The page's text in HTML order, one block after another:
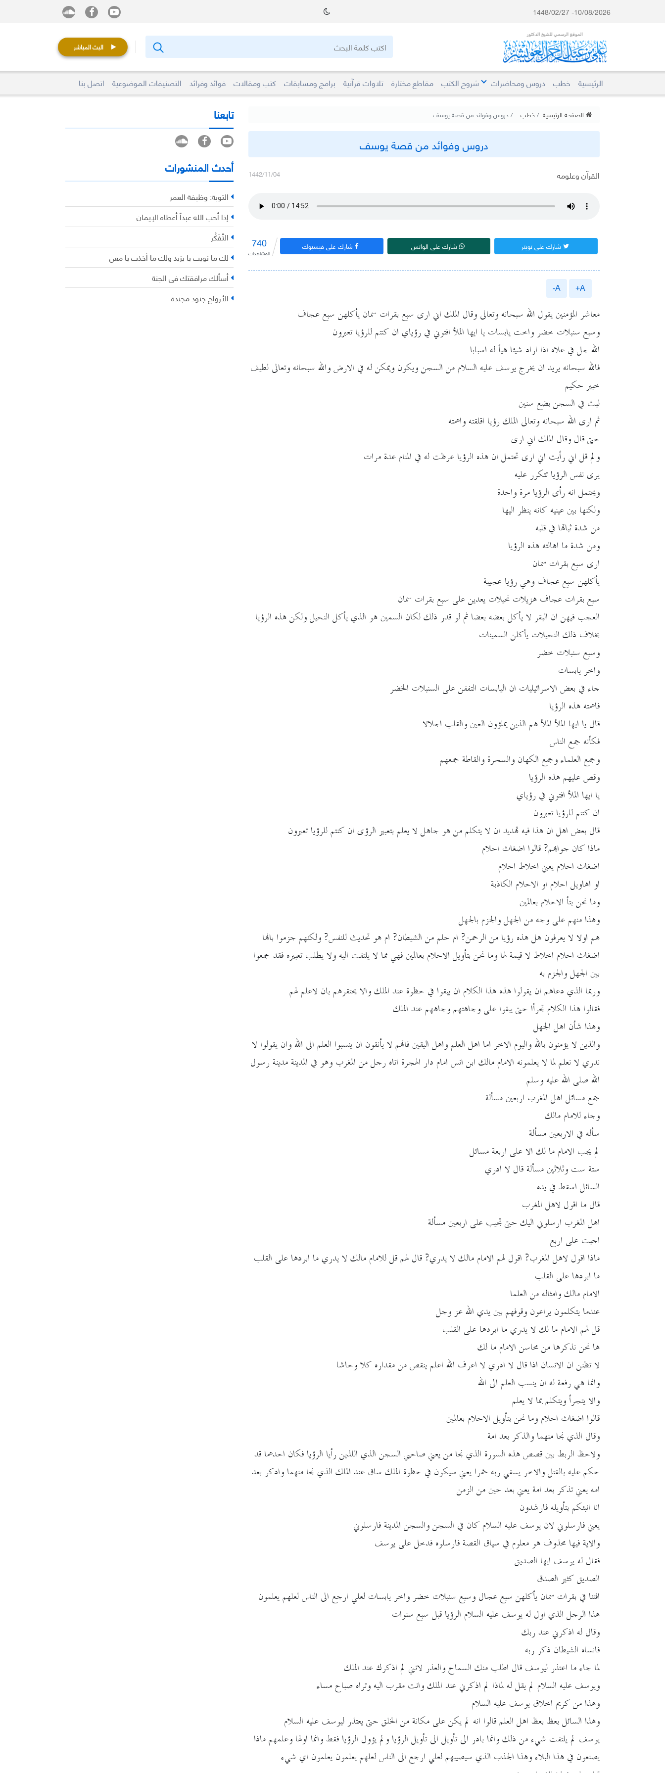
10/08/2026- 1448/02/27
البث المباشر
الرئيسية خطب دروس ومحاضرات شروح الكتب مقاطع مختارة تلاوات قرآنية برامج ومسابقات كتب ومقالات فوائد وفرائد التصنيفات الموضوعية اتصل بنا
الصفحة الرئيسية خطب دروس وفوائد من قصة يوسف
دروس وفوائد من قصة يوسف
1442/11/04 القرآن وعلومه
شارك على تويتر شارك على الواتس شارك على فيسبوك 740
المشاهدات
A+
A-
معاشر المؤمنين يقول الله سبحانه وتعالى وقال الملك اني ارى سبع بقرات سمان يأكلهن سبع عجاف
وسبع سنبلات خضر واخت يابسات يا ايها الملأ افتوني في رؤياي ان كنتم للرؤيا تعبرون
الله جل في علاه اذا اراد شيئا هيأ له اسبابا
فالله سبحانه يريد ان يخرج يوسف عليه السلام من السجن ويكون ويمكن له في الارض والله سبحانه وتعالى لطيف
خبير حكيم
لبث في السجن بضع سنين
ثم ارى الله سبحانه وتعالى الملك رؤيا اقلقته واهمته
حتى قال وقال الملك اني ارى
ولم قل اني رأيت اني ارى تحتمل ان هذه الرؤيا عرظت له في المنام عدة مرات
يرى نفس الرؤيا تتكرر عليه
ويحتمل انه رأى الرؤيا مرة واحدة
ولكنها بين عينيه كانه ينظر اليها
من شدة ثباتها في قلبه
ومن شدة ما اهالته هذه الرؤيا
ارى سبع بقرات سمان
يأكلهن سبع عجاف وهي رؤيا عجيبة
سبع بقرات عجاف هزيلات نحيلات يعدين على سبع بقرات سمان
العجب فيهن ان البقر لا يأكل بعضه بعضا ثم لو قدر ذلك لكان السمين هو الذي يأكل النحيل ولكن هذه الرؤيا
بخلاف ذلك النحيلات يأكلن السمينات
وسبع سنبلات خضر
واخر يابسات
جاء في بعض الاسرائيليات ان اليابسات التففن على السنبلات الخضر
فاهمته هذه الرؤيا
قال يا ايها الملأ الملأ هم الذين يملؤون العين والقلب اجلالا
فكأنه جمع الناس
وجمع العلماء وجمع الكهان والسحرة والقاطة جمعهم
وقص عليهم هذه الرؤيا
يا ايها الملأ افتوني في رؤياي
ان كنتم للرؤيا تعبرون
قال بعض اهل ان هذا فيه تهديد ان لا يتكلم من هو جاهل لا يعلم بتعبير الرؤى ان كنتم للرؤيا تعبرون
ماذا كان جوابهم? قالوا اضغاث احلام
اضغاث احلام يعني اخلاط احلام
او اهاويل احلام او الاحلام الكاذبة
وما نحن بتأ الاحلام بعالمين
وهذا منهم على وجه من الجهل والجزم بالجهل
هم اولا لا يعرفون هل هذه رؤيا من الرحمن? ام حلم من الشيطان? ام هو تحديث للنفس? ولكنهم جزموا بانها
اضغاث احلام اخلاط لا قيمة لها وما نحن بتأويل الاحلام بعالمين فهي مما لا يلتفت اليه ولا يطلب تعبيره فقد جمعوا
بين الجهل والجزم به
وربما الذي دعاهم ان يقولوا هذه هذا الكلام ان يبقوا في حظوة عند الملك والا يحتقرهم بان لاعلم لهم
فقالوا هذا الكلام تجرأا حتى يبقوا على وجاهتهم وجاههم عند الملك
وهذا شأن اهل الجهل
والذين لا يؤمنون بالله واليوم الاخر اما اهل العلم واهل اليقين فانهم لا يأنقون ان ينسبوا العلم الى الله وان يقولوا لا
ندري لا نعلم لما لا يعلمونه الامام مالك ابن انس امام دار الهجرة اتاه رجل من المغرب وهو في المدينة مدينة رسول
الله صلى الله عليه وسلم
جمع مسائل اهل المغرب اربعين مسألة
وجاء للامام مالك
سأله في الاربعين مسألة
لم يجب الامام ما لك الا على اربعة مسائل
ستة ست وثلاثين مسألة قال لا ادري
السائل اسقط في يده
قال ما اقول لاهل المغرب
اهل المغرب ارسلوني اليك حتى تجيب على اربعين مسألة
اجبت على اربع
ماذا اقول لاهل المغرب? اقول لهم الامام مالك لا يدري? قال لهم قل للامام مالك لا يدري ما ابردها على القلب
ما ابردها على القلب
الامام مالك وامثاله من العلما
عندما يتكلمون يراعون وقوفهم بين يدي الله عز وجل
قل لهم الامام ما لك لا يدري ما ابردها على القلب
ها نحن نذكرها من محاسن الامام ما لك
لا تظنن ان الانسان اذا قال لا ادري لا اعرف الله اعلم ينقص من مقداره كلا وحاشا
وانما هي رفعة له ان ينسب العلم الى الله
والا يتجرأ ويتكلم بما لا يعلم
قالوا اضغاث احلام وما نحن بتأويل الاحلام بعالمين
وقال الذي نجا منهما والذكر بعد امة
ولاحظ الربط بين قصص هذه السورة الذي نجا من يعني صاحبي السجن الذي اللذين رأيا الرؤيا فكان احدهما قد
حكم عليه بالقتل والاخر يسقي ربه خمرا يعني سيكون في حظوة الملك ساق عند الملك الذي نجا منهما وادكر بعد
امه يعني تذكر بعد امة يعني بعد حين من الزمن
انا انبئكم بتأويله فارشدون
يعني فارسلوني لان يوسف عليه السلام كان في السجن والسجن المدينة فارسلوني
والاية فيها محذوف هو معلوم في سياق القصة فارسلوه فدخل على يوسف
فقال له يوسف ايها الصديق
الصديق كثير الصدق
افتنا في بقرات سمان يأكلهن سبع عجال وسبع سنبلات خضر واخر يابسات لعلي ارجع الى الناس لعلهم يعلمون
هذا الرجل الذي اول له يوسف عليه السلام الرؤيا قبل سبع سنوات
وقال له اذكرني عند ربك
فانساه الشيطان ذكر ربه
لما جاء ما اعتذر ليوسف قال اطلب منك السماح والعذر لانني لم اذكرك عند الملك
ويوسف عليه السلام لم يقل له لماذا لم اذكرني عند الملك وانت مقرب اليه وتراه صباح مساء
وهذا من كريم اخلاق يوسف عليه السلام
وهذا السائل بعظ بعظ اهل العلم قالوا انه لم يكن على مكانة من الخلق حتى يعتذر ليوسف عليه السلام
يوسف لم يلتفت شيء من ذلك وانما بادر الى تأويل الى تأويل الرؤيا ولم يؤول الرؤيا فقط وانما اولها وعلمهم ماذا
يصنعون في هذا البلاء وهذا الجذب الذي سيصيبهم لعلي ارجع الى الناس لعلهم يعلمون يعلمون اي شيء
تابعنا
أحدث المنشورات
التوبة: وظيفة العمر
إذا أحب الله عبداً أعطاه الإيمان
التَّفَكُر
لك ما نويت يا يزيد ولك ما أخذت يا معن
أسألك مرافقتك في الجنة
الأرواح جنود مجندة